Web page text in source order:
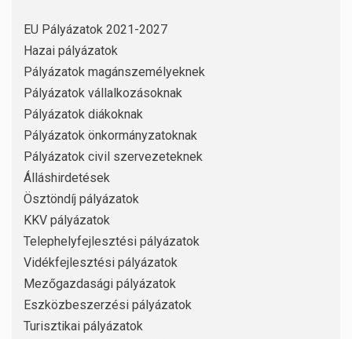
EU Pályázatok 2021-2027
Hazai pályázatok
Pályázatok magánszemélyeknek
Pályázatok vállalkozásoknak
Pályázatok diákoknak
Pályázatok önkormányzatoknak
Pályázatok civil szervezeteknek
Álláshirdetések
Ösztöndíj pályázatok
KKV pályázatok
Telephelyfejlesztési pályázatok
Vidékfejlesztési pályázatok
Mezőgazdasági pályázatok
Eszközbeszerzési pályázatok
Turisztikai pályázatok